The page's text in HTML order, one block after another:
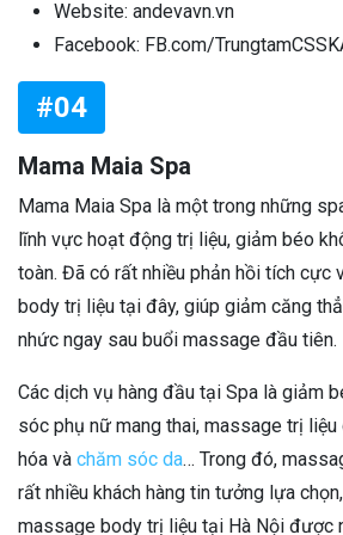
Website: andevavn.vn
Facebook: FB.com/
#04
Mama Maia Spa
Mama Maia Spa là một trong những
lĩnh vực hoạt động trị liệu, giảm béo
toàn. Đã có rất nhiều phản hồi tích cực
body trị liệu tại đây, giúp giảm căng
nhức ngay sau buổi massage đầu tiên.
Các dịch vụ hàng đầu tại Spa là giảm
sóc phụ nữ mang thai, massage trị
hóa và chăm sóc da… Trong đó,
rất nhiều khách hàng tin tưởng lựa
massage body trị liệu tại Hà Nội được